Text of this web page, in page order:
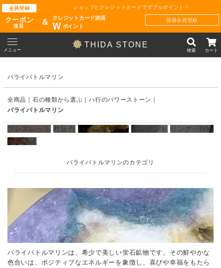
会員登録
クーポン
進呈
ショップとクレジットカードでダブルポイント !
＆
クレジットカード決済
Wポイント
新規会員登録
THIDA STONE
メニュー 検索 カート
パライバトルマリン
全商品 石の種類から選ぶ
ハ行のパワーストーン
パライバトルマリン
ブレスレット 粒販売 ハイクオリティ ペンダント
リング・指輪
オススメ
パライバトルマリンのカテゴリ
パライバトルマリンは、希少で美しい蛍石鉱物です。その鮮やかな
色合いは、ポジティブなエネルギーを象徴し、喜びや幸福をもたら